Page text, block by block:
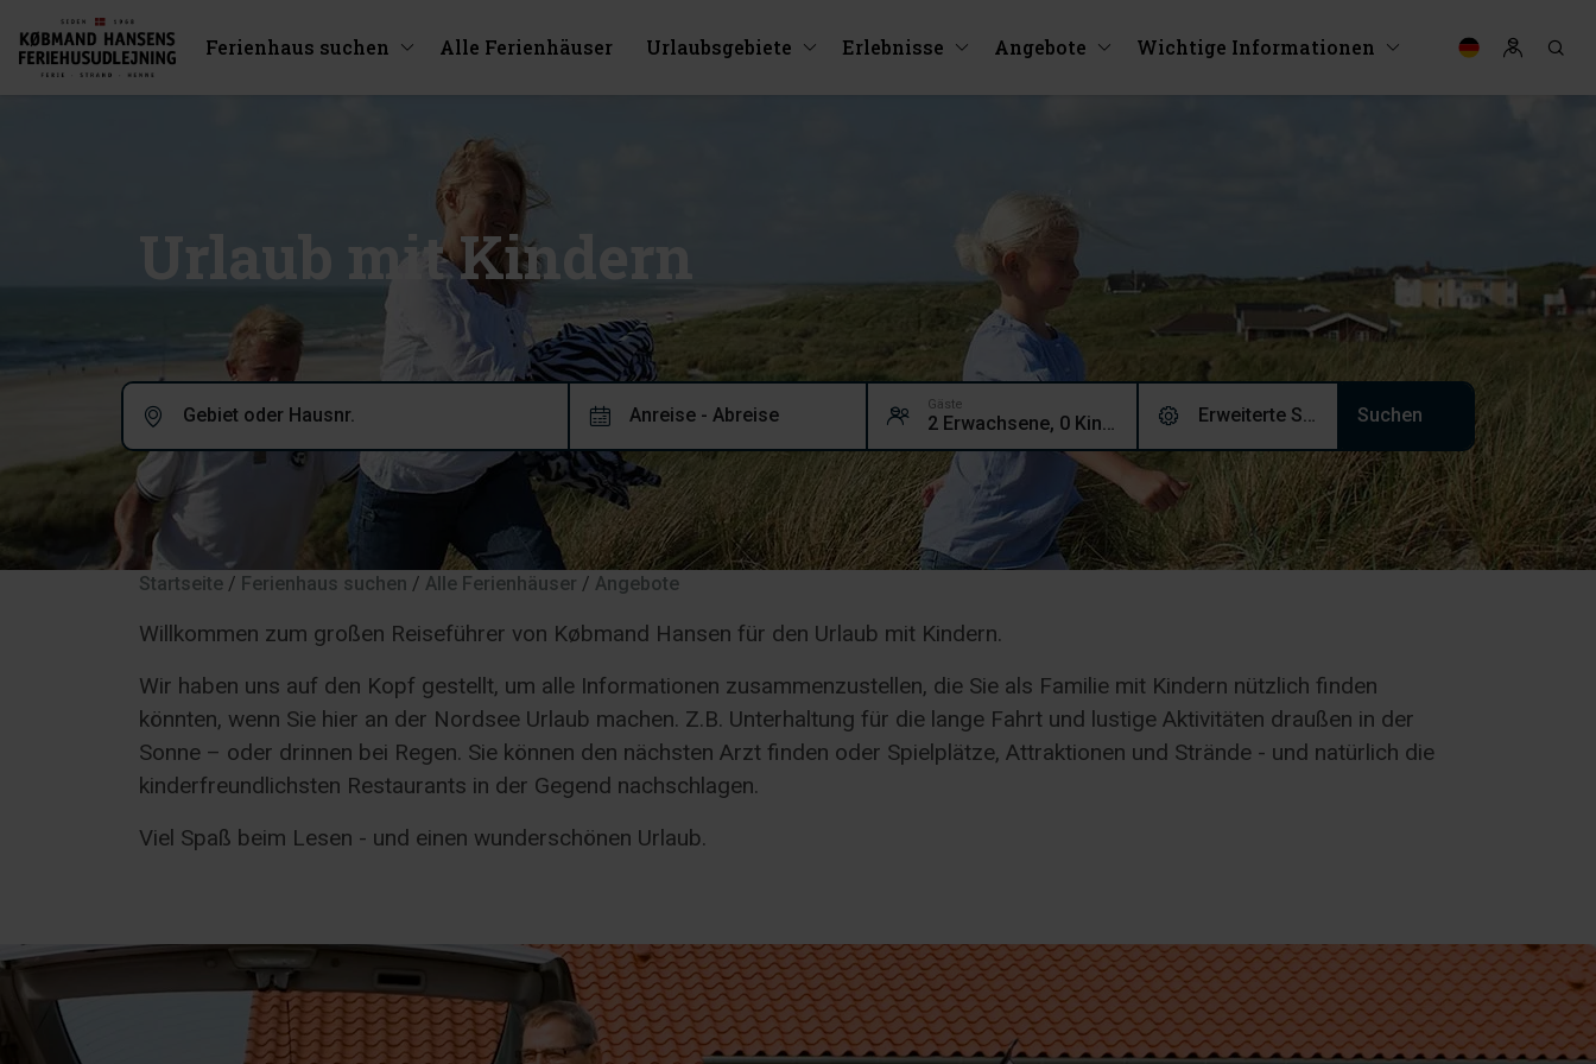
Ferienhaus suchen Alle Ferienhäuser Urlaubsgebiete Erlebnisse Angebote Wichtige Informationen
Urlaub mit Kindern
Gebiet oder Hausnr. Anreise - Abreise Gäste
2 Erwachsene, 0 Kinder, 0 Haustiere Erweiterte Suche (0)
Startseite / Ferienhaus suchen / Alle Ferienhäuser / Angebote
Willkommen zum großen Reiseführer von Købmand Hansen für den Urlaub mit Kindern.
Wir haben uns auf den Kopf gestellt, um alle Informationen zusammenzustellen, die Sie als Familie mit Kindern nützlich finden
könnten, wenn Sie hier an der Nordsee Urlaub machen. Z.B. Unterhaltung für die lange Fahrt und lustige Aktivitäten draußen in der
Sonne – oder drinnen bei Regen. Sie können den nächsten Arzt finden oder Spielplätze, Attraktionen und Strände - und natürlich die
kinderfreundlichsten Restaurants in der Gegend nachschlagen.
Viel Spaß beim Lesen - und einen wunderschönen Urlaub.